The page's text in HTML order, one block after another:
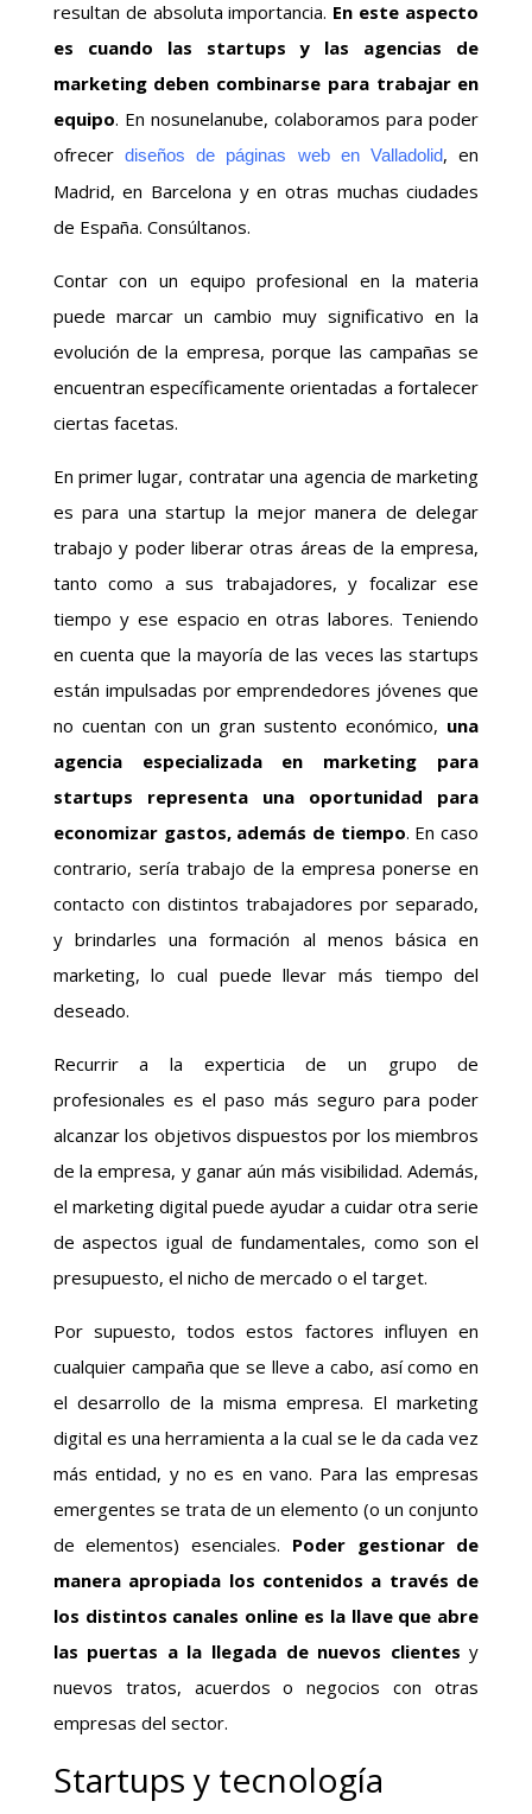
resultan de absoluta importancia. En este aspecto
es cuando las startups y las agencias de
marketing deben combinarse para trabajar en
equipo. En nosunelanube, colaboramos para poder
ofrecer diseños de páginas web en Valladolid, en
Madrid, en Barcelona y en otras muchas ciudades
de España. Consúltanos.
Contar con un equipo profesional en la materia
puede marcar un cambio muy significativo en la
evolución de la empresa, porque las campañas se
encuentran específicamente orientadas a fortalecer
ciertas facetas.
En primer lugar, contratar una agencia de marketing
es para una startup la mejor manera de delegar
trabajo y poder liberar otras áreas de la empresa,
tanto como a sus trabajadores, y focalizar ese
tiempo y ese espacio en otras labores. Teniendo
en cuenta que la mayoría de las veces las startups
están impulsadas por emprendedores jóvenes que
no cuentan con un gran sustento económico, una
agencia especializada en marketing para
startups representa una oportunidad para
economizar gastos, además de tiempo. En caso
contrario, sería trabajo de la empresa ponerse en
contacto con distintos trabajadores por separado,
y brindarles una formación al menos básica en
marketing, lo cual puede llevar más tiempo del
deseado.
Recurrir a la experticia de un grupo de
profesionales es el paso más seguro para poder
alcanzar los objetivos dispuestos por los miembros
de la empresa, y ganar aún más visibilidad. Además,
el marketing digital puede ayudar a cuidar otra serie
de aspectos igual de fundamentales, como son el
presupuesto, el nicho de mercado o el target.
Por supuesto, todos estos factores influyen en
cualquier campaña que se lleve a cabo, así como en
el desarrollo de la misma empresa. El marketing
digital es una herramienta a la cual se le da cada vez
más entidad, y no es en vano. Para las empresas
emergentes se trata de un elemento (o un conjunto
de elementos) esenciales. Poder gestionar de
manera apropiada los contenidos a través de
los distintos canales online es la llave que abre
las puertas a la llegada de nuevos clientesy
nuevos tratos, acuerdos o negocios con otras
empresas del sector.
Startups y tecnología